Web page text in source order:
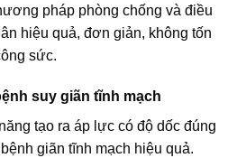
pháp phòng chống và điều
hiệu quả, đơn giản, không tốn
sức.
suy giãn tĩnh mạch
tạo ra áp lực có độ dốc đúng
giãn tĩnh mạch hiệu quả.